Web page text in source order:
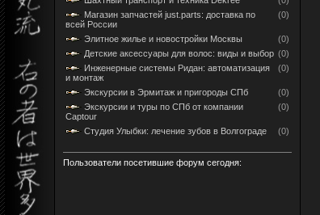
Магазин запчастей just.parts: доставка по
всей России
(0)
Элитное жилье и новостройки Москвы
(0)
Детские аксессуары для волос: виды и выбор (0)
Инженерные системы Ридан: автоматизация
и монтаж
(0)
Экскурсии в Эрмитаж и пригороды СПб
(0)
Экскурсии и туры по СПб от компании
Captour
(0)
Студия Улыбки: лечение зубов в Волгограде (0)
Пользователи посетившие форум сегодня: